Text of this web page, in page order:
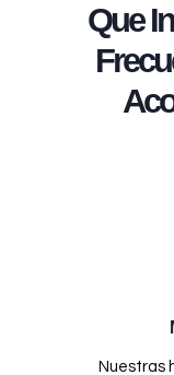
Que
Nuestras